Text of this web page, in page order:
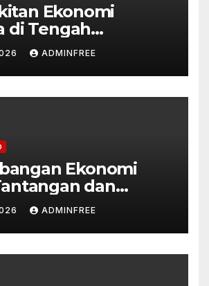
Ekonomi
di Tengah
Global
ADMINFREE
Ekonomi
dan
ADMINFREE